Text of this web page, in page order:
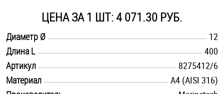
Саморезы и шурупы
Стопорные кольца
Такелаж
ЦЕНА ЗА 1 ШТ: 4 071.30 РУБ.
Диаметр Ø
12
Длина L
400
Артикул
8275412/6
Материал
A4 (AISI 316)